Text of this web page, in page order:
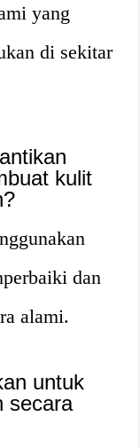
yang
di sekitar
kulit
dan
alami.
untuk
secara